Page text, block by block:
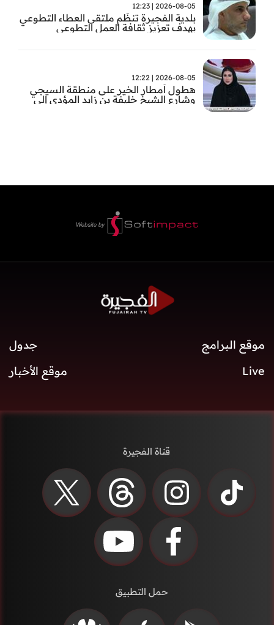
2026-08-05 | 12:23
بلدية الفجيرة تنظّم ملتقى العطاء التطوعي
بهدف تعزيز ثقافة العمل التطوعي
2026-08-05 | 12:22
هطول أمطار الخير على منطقة السيجي
وشارع الشيخ خليفة بن زايد المؤدي إلى
موقع البرامج
جدول
Live
موقع الأخبار
قناة الفجيرة
حمل التطبيق